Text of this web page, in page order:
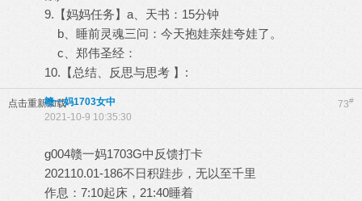
9.【妈妈任务】a、天书：15分钟
b、睡前灵魂三问：今天抱娃亲娃夸娃了。
c、郑伟圣经：
10.【总结、反思与思考 】:
点击重新加载 73#
赣一妈1703女中
2021-10-9 10:35:30
g004赣一妈1703G中反馈打卡
202110.01-186不日积跬步，无以至千里
作息：7:10起床，21:40睡着